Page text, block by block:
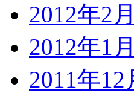
2012年2月
2012年1月
2011年12